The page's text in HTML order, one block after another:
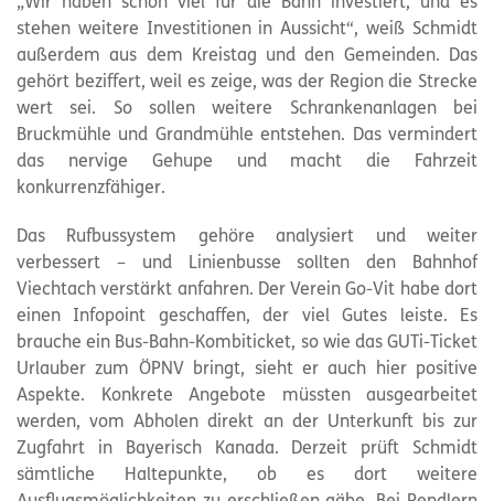
stehen weitere Investitionen in Aussicht“, weiß Schmidt
außerdem aus dem Kreistag und den Gemeinden. Das
gehört beziffert, weil es zeige, was der Region die Strecke
wert sei. So sollen weitere Schrankenanlagen bei
Bruckmühle und Grandmühle entstehen. Das vermindert
das nervige Gehupe und macht die Fahrzeit
konkurrenzfähiger.
Das Rufbussystem gehöre analysiert und weiter
verbessert – und Linienbusse sollten den Bahnhof
Viechtach verstärkt anfahren. Der Verein Go-Vit habe dort
einen Infopoint geschaffen, der viel Gutes leiste. Es
brauche ein Bus-Bahn-Kombiticket, so wie das GUTi-Ticket
Urlauber zum ÖPNV bringt, sieht er auch hier positive
Aspekte. Konkrete Angebote müssten ausgearbeitet
werden, vom Abholen direkt an der Unterkunft bis zur
Zugfahrt in Bayerisch Kanada. Derzeit prüft Schmidt
sämtliche Haltepunkte, ob es dort weitere